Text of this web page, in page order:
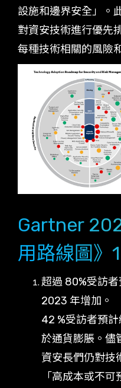
設施和邊界安全」。
對資安技術進行優先
每種技術相關的風險
Gartner
用路線圖》
超過 80%受訪
2023 年增加。
42 %受訪者預
於通貨膨脹。儘
資安長們仍對技
「高成本或不